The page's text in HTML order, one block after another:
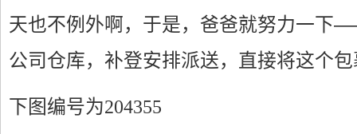
天也不例外啊，于是，爸爸就努力一下
公司仓库，补登安排派送，直接将这个
下图编号为204355